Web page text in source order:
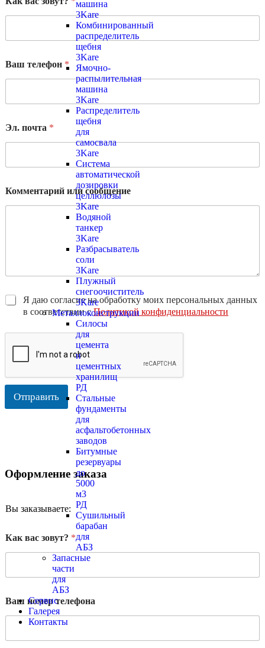
машина
3Kare
Комбинированный
распределитель
щебня
3Kare
Ямочно-
распылительная
машина
3Kare
Распределитель
щебня
для
самосвала
3Kare
Система
автоматической
дозировки
целлюлозы
3Kare
Водяной
танкер
3Kare
Разбрасыватель
соли
3Kare
Плужный
снегоочиститель
3Kare
Металлоконструкции
Силосы
для
цемента
и
цементных
хранилищ
РД
Стальные
фундаменты
для
асфальтобетонных
заводов
Битумные
резервуары
до
5000
м3
РД
Сушильный
барабан
для
АБЗ
Запасные
части
для
АБЗ
Сервис
Галерея
Контакты
Ваш телефон *
Эл. почта *
Комментарий или сообщение
Я даю согласие на обработку моих персональных данных
в соответствии сПолитикой конфиденциальности
Отправить
Оформление заказа
Вы заказываете:
Как вас зовут? *
Ваш номер телефона